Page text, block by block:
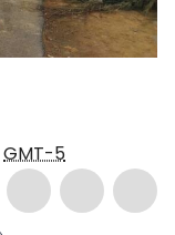
GMT-5